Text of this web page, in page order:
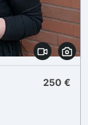
250 €